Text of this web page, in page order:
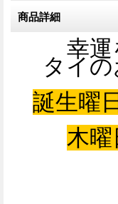
商品詳細
幸運
タイ
誕生曜
木